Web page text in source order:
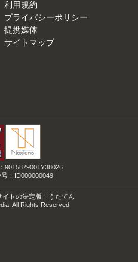
利用規約
プライバシーポリシー
提携媒体
サイトマップ
9015879001Y38026
：ID000000049
トの決定版！うたてん
All Rights Reserved.